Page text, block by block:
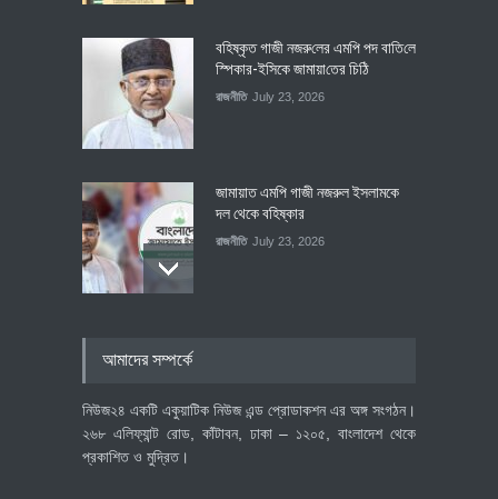
বহিষ্কৃত গাজী নজরু‌লের এম‌পি পদ বা‌তি‌লে
স্পিকার-ইসিকে জামায়া‌তের চি‌ঠি
রাজনীতি July 23, 2026
জামায়াত এমপি গাজী নজরুল ইসলামকে
দল থেকে বহিষ্কার
রাজনীতি July 23, 2026
আমাদের সম্পর্কে
নিউজ২৪ একটি একুয়াটিক নিউজ এন্ড প্রোডাকশন এর অঙ্গ সংগঠন।
২৬৮ এলিফ্যান্ট রোড, কাঁটাবন, ঢাকা – ১২০৫, বাংলাদেশ থেকে
প্রকাশিত ও মুদ্রিত।